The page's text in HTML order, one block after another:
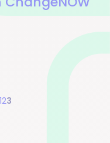
Page
1Page
2Page
3